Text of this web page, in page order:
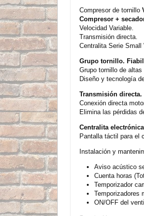
Compresor de tornillo
Compresor +
Velocidad Variable.
Transmisión directa.
Centralita Serie Small
Grupo tornillo.
Grupo tornillo de altas
Diseño y tecnología
Transmisión
Conexión directa
Elimina las pérdidas
Centralita
Pantalla táctil para el
Instalación y
Aviso acústico
Cuenta horas
Temporizador
Temporizadores
ON/OFF del